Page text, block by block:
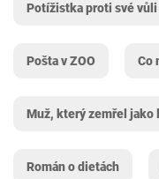
Potížistka proti své vůli
Pošta v ZOO Co
Muž, který zemřel jako
Román o dietách